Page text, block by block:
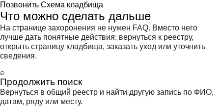
Позвонить Схема кладбища
Что можно сделать дальше
На странице захоронения не нужен FAQ. Вместо него
лучше дать понятные действия: вернуться к реестру,
открыть страницу кладбища, заказать уход или уточнить
сведения.
⌕
Продолжить поиск
Вернуться в общий реестр и найти другую запись по ФИО,
датам, ряду или месту.